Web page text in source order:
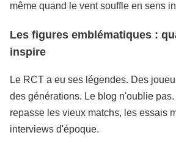
même quand le vent souffle en sens
Les figures emblématiques :
inspire
Le RCT a eu ses légendes. Des
des générations. Le blog n'oublie pas.
repasse les vieux matchs, les essais
interviews d'époque.